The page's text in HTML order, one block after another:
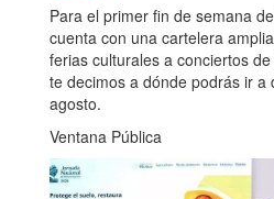
Para el primer fin de semana
cuenta con una cartelera
ferias culturales a conciertos
te decimos a dónde podrás ir a
agosto.
Ventana Pública